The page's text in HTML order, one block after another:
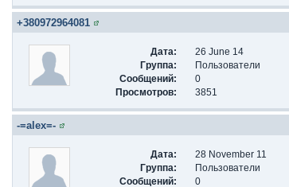
+380972964081
Дата:
26 June 14
Группа:
Пользователи
Сообщений:
0
Просмотров:
3851
-=alex=-
Дата:
28 November 11
Группа:
Пользователи
Сообщений:
0